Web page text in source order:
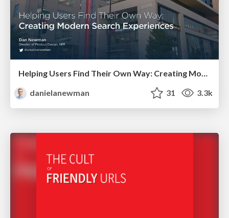
Helping Users Find Their Own Way: Creating Modern Search Experiences
danielanewman
31 3.3k